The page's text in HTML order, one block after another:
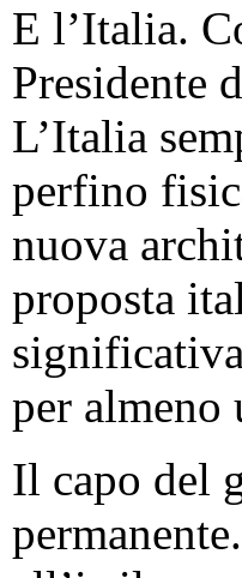
E l’Italia.
Presidente
L’Italia
perfino
nuova
proposta
per almeno
Il capo del